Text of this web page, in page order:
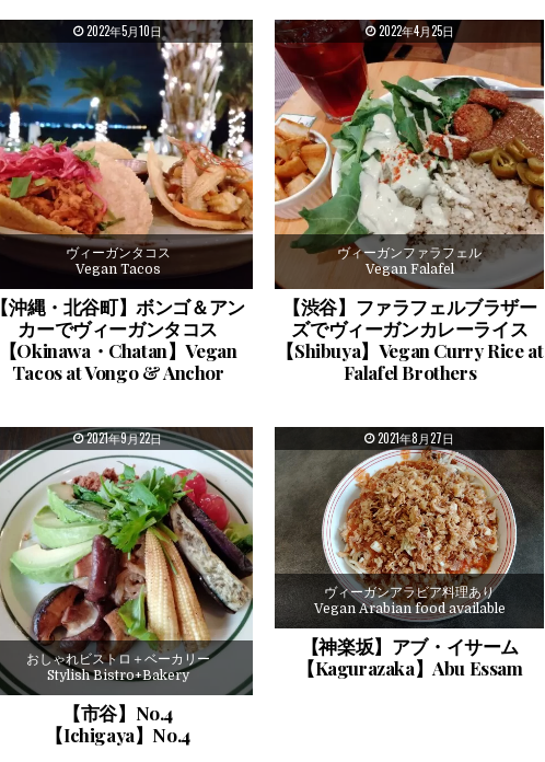
PUBLISHED DATE:
2022年5月10日
ヴィーガンタコス
Vegan Tacos
【沖縄・北谷町】ボンゴ＆アン
カーでヴィーガンタコス
【Okinawa・Chatan】Vegan
Tacos at Vongo & Anchor
PUBLISHED DATE:
2022年4月25日
ヴィーガンファラフェル
Vegan Falafel
【渋谷】ファラフェルブラザー
ズでヴィーガンカレーライス
【Shibuya】Vegan Curry Rice at
Falafel Brothers
PUBLISHED DATE:
2021年9月22日
おしゃれビストロ＋ベーカリー
Stylish Bistro+Bakery
【市谷】No.4
【Ichigaya】No.4
PUBLISHED DATE:
2021年8月27日
ヴィーガンアラビア料理あり
Vegan Arabian food available
【神楽坂】アブ・イサーム
【Kagurazaka】Abu Essam